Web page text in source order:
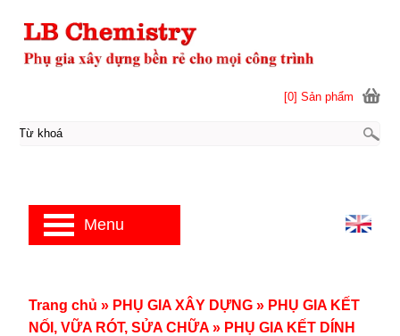
Trang chủ » PHỤ GIA XÂY DỰNG » PHỤ GIA KẾT
NỐI, VỮA RÓT, SỬA CHỮA » PHỤ GIA KẾT DÍNH
[0] Sản phẩm
Menu